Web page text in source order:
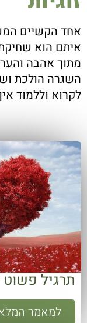
אחד הקשיים
איתם הוא
מתוך אהבה
השגרה הולכת
לקרוא וללמוד
תרגיל
למאמר